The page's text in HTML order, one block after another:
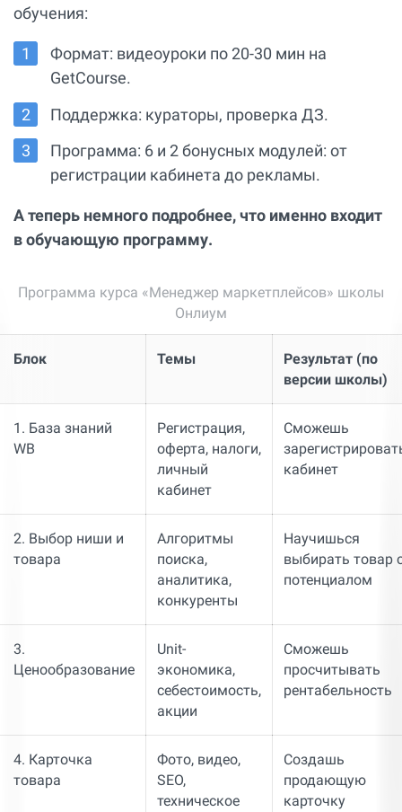
обучения:
Формат: видеоуроки по 20-30 мин на
GetCourse.
Поддержка: кураторы, проверка ДЗ.
Программа: 6 и 2 бонусных модулей: от
регистрации кабинета до рекламы.
А теперь немного подробнее, что именно входит
в обучающую программу.
Программа курса «Менеджер маркетплейсов» школы
Онлиум
Блок Темы
Результат (по
версии школы)
1. База знаний
WB
Регистрация,
оферта, налоги,
личный
кабинет
Сможешь
кабинет
2. Выбор ниши и
товара
Алгоритмы
поиска,
аналитика,
конкуренты
Научишься
выбирать товар
потенциалом
3.
Ценообразование
Unit-
экономика,
себестоимость,
акции
Сможешь
просчитывать
рентабельность
4. Карточка
товара
Фото, видео,
SEO,
техническое
Создашь
продающую
карточку